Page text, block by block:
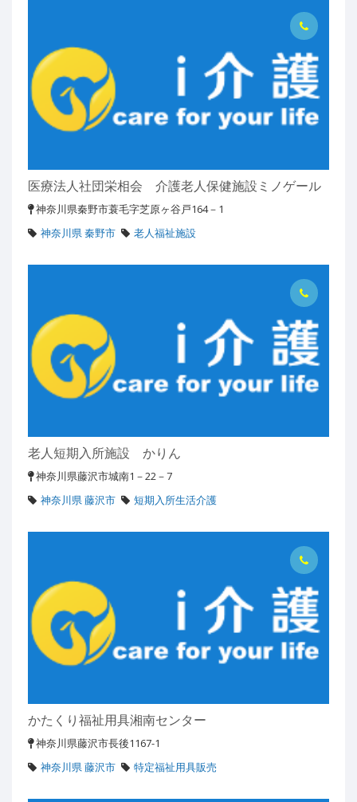
医療法人社団栄相会 介護老人保健施設ミノゲール
神奈川県秦野市蓑毛字芝原ヶ谷戸164－1
神奈川県 秦野市
老人福祉施設
老人短期入所施設 かりん
神奈川県藤沢市城南1－22－7
神奈川県 藤沢市
短期入所生活介護
かたくり福祉用具湘南センター
神奈川県藤沢市長後1167-1
神奈川県 藤沢市
特定福祉用具販売